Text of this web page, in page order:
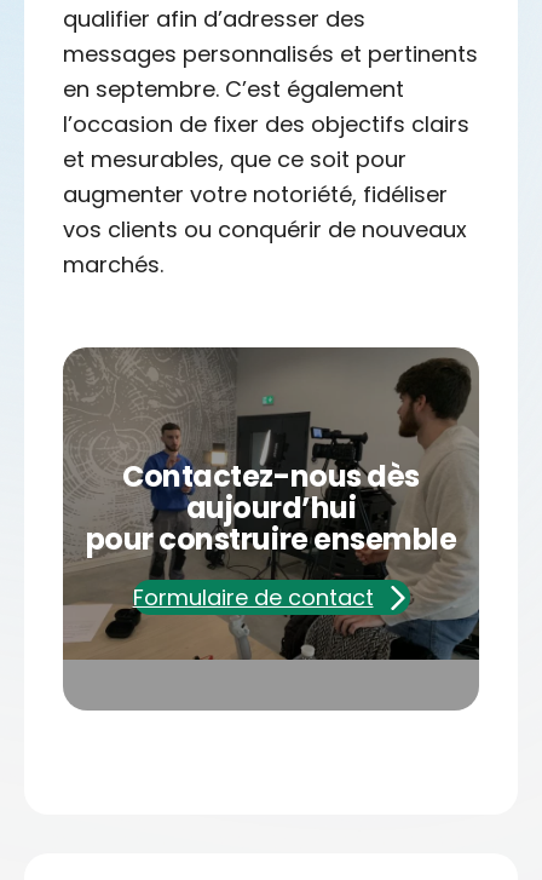
qualifier afin d’adresser des
messages personnalisés et pertinents
en septembre. C’est également
l’occasion de fixer des objectifs clairs
et mesurables, que ce soit pour
augmenter votre notoriété, fidéliser
vos clients ou conquérir de nouveaux
marchés.
Contactez-nous dès
aujourd’hui
pour construire ensemble
Formulaire de contact